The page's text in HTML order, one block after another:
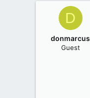
D
donmarcus
Guest